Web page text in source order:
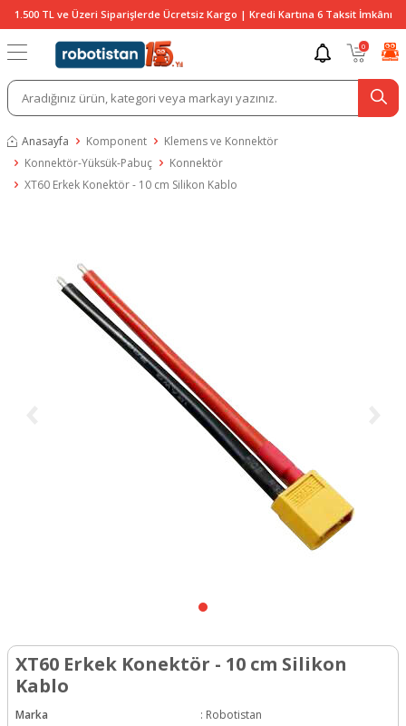
1.500 TL ve Üzeri Siparişlerde Ücretsiz Kargo | Kredi Kartına 6 Taksit İmkânı
0
Anasayfa Komponent
Klemens ve Konnektör
Konnektör-Yüksük-Pabuç
Konnektör
XT60 Erkek Konektör - 10 cm Silikon Kablo
XT60 Erkek Konektör - 10 cm Silikon
Kablo
Marka : Robotistan